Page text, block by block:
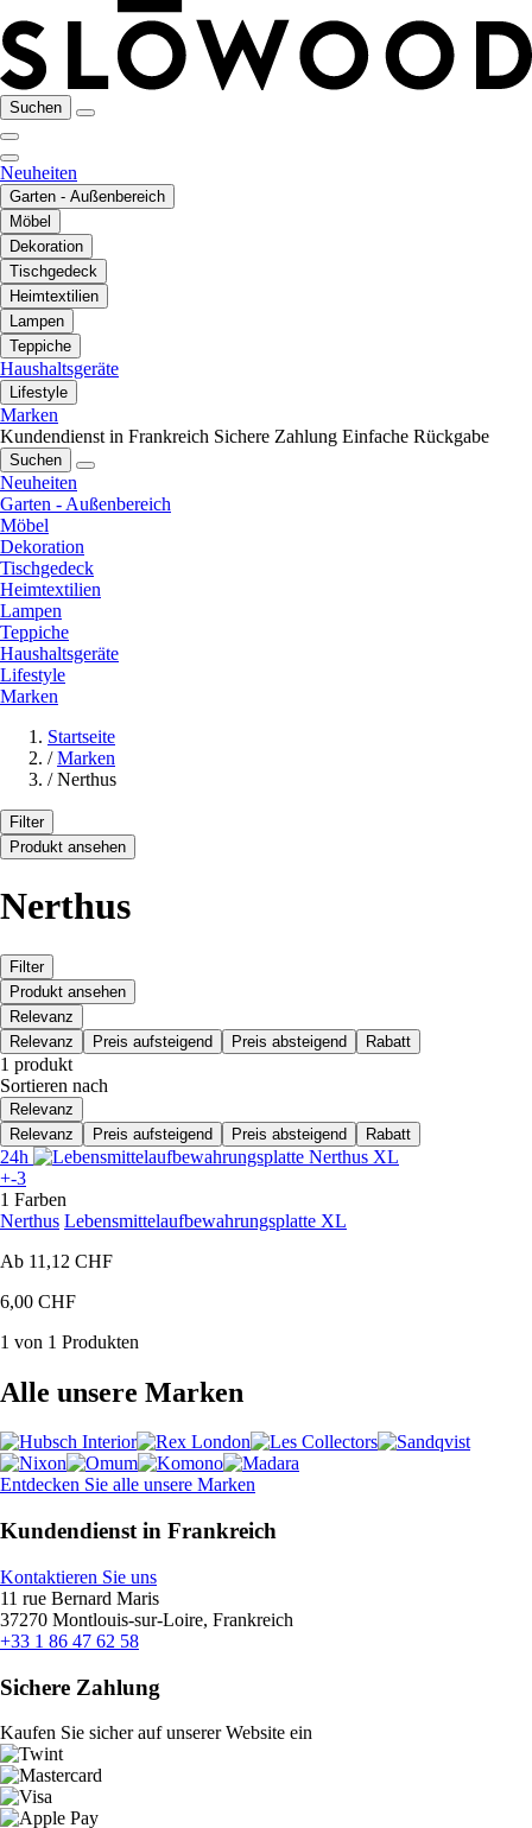
Suchen
Neuheiten
Garten - Außenbereich
Möbel
Dekoration
Tischgedeck
Heimtextilien
Lampen
Teppiche
Haushaltsgeräte
Lifestyle
Marken
Kundendienst in Frankreich Sichere Zahlung Einfache Rückgabe
Suchen
Neuheiten
Garten - Außenbereich
Möbel
Dekoration
Tischgedeck
Heimtextilien
Lampen
Teppiche
Haushaltsgeräte
Lifestyle
Marken
Startseite
/ Marken
/ Nerthus
Filter
Produkt ansehen
Nerthus
Filter
Produkt ansehen
Relevanz
Relevanz
Preis aufsteigend Preis absteigend Rabatt
1 produkt
Sortieren nach
Relevanz
Relevanz
Preis aufsteigend Preis absteigend Rabatt
24h
+-3
1 Farben
Nerthus Lebensmittelaufbewahrungsplatte XL
Ab 11,12 CHF
6,00 CHF
1 von 1 Produkten
Alle unsere Marken
Entdecken Sie alle unsere Marken
Kundendienst in Frankreich
Kontaktieren Sie uns
11 rue Bernard Maris
37270 Montlouis-sur-Loire, Frankreich
+33 1 86 47 62 58
Sichere Zahlung
Kaufen Sie sicher auf unserer Website ein